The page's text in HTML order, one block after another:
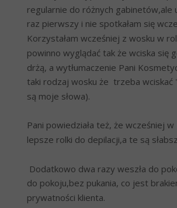
regularnie do różnych gabinetów,ale
raz pierwszy i nie spotkałam się
Korzystałam wcześniej z wosku w
powinno wyglądać tak że wciska się
drżą, a wytłumaczenie Pani
taki rodzaj wosku że  trzeba wciskać
są moje słowa).
Pani powiedziała też, że wcześniej
lepsze rolki do depilacji,a te są
Dodatkowo dwa razy weszła do
do pokoju,bez pukania, co jest
prywatności klienta.